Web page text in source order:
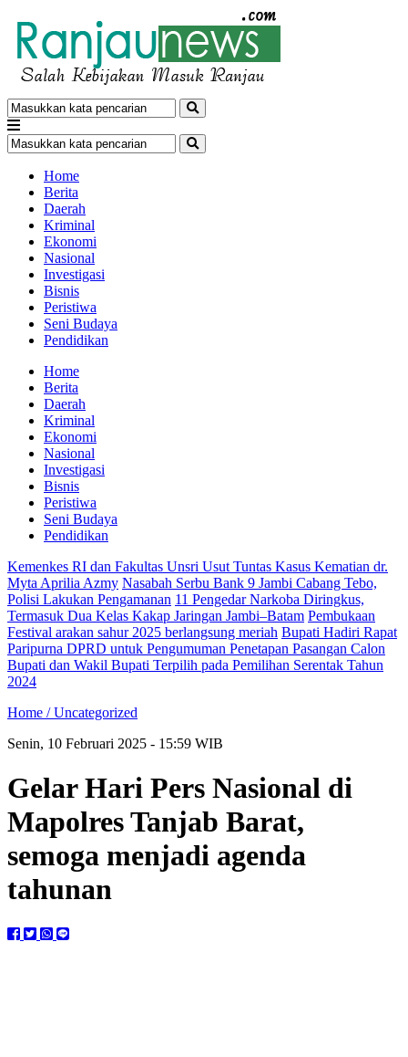
Home
Berita
Daerah
Kriminal
Ekonomi
Nasional
Investigasi
Bisnis
Peristiwa
Seni Budaya
Pendidikan
Home
Berita
Daerah
Kriminal
Ekonomi
Nasional
Investigasi
Bisnis
Peristiwa
Seni Budaya
Pendidikan
Kemenkes RI dan Fakultas Unsri Usut Tuntas Kasus Kematian dr.
Myta Aprilia Azmy Nasabah Serbu Bank 9 Jambi Cabang Tebo,
Polisi Lakukan Pengamanan 11 Pengedar Narkoba Diringkus,
Termasuk Dua Kelas Kakap Jaringan Jambi–Batam Pembukaan
Festival arakan sahur 2025 berlangsung meriah Bupati Hadiri Rapat
Paripurna DPRD untuk Pengumuman Penetapan Pasangan Calon
Bupati dan Wakil Bupati Terpilih pada Pemilihan Serentak Tahun
2024
Home /Uncategorized
Senin, 10 Februari 2025 - 15:59 WIB
Gelar Hari Pers Nasional di
Mapolres Tanjab Barat,
semoga menjadi agenda
tahunan